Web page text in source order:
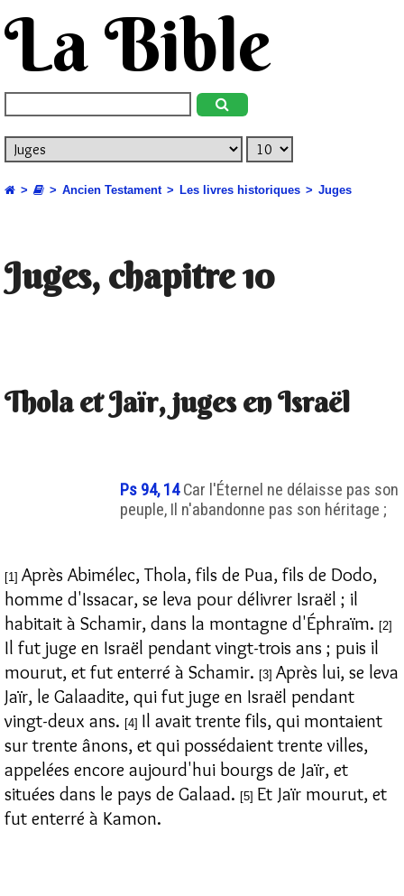
La Bible
Ancien Testament Les livres historiques Juges
Juges, chapitre 10
Thola et Jaïr, juges en Israël
Ps 94, 14Car l'Éternel ne délaisse pas son
peuple, Il n'abandonne pas son héritage ;
[1] Après Abimélec, Thola, fils de Pua, fils de Dodo,
homme d'Issacar, se leva pour délivrer Israël ; il
habitait à Schamir, dans la montagne d'Éphraïm. [2]
Il fut juge en Israël pendant vingt-trois ans ; puis il
mourut, et fut enterré à Schamir. [3] Après lui, se leva
Jaïr, le Galaadite, qui fut juge en Israël pendant
vingt-deux ans. [4] Il avait trente fils, qui montaient
sur trente ânons, et qui possédaient trente villes,
appelées encore aujourd'hui bourgs de Jaïr, et
situées dans le pays de Galaad. [5] Et Jaïr mourut, et
fut enterré à Kamon.